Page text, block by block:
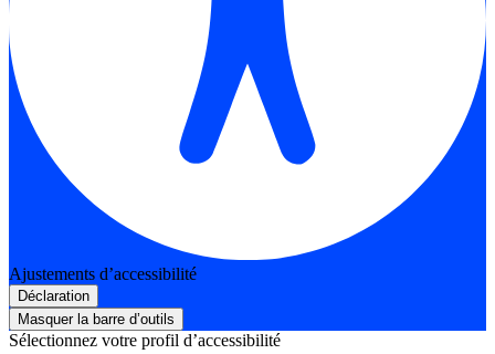
Ajustements d’accessibilité
Déclaration
Masquer la barre d’outils
Sélectionnez votre profil d’accessibilité